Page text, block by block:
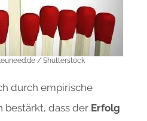
/ Shutterstock
durch empirische
bestärkt, dass der Erfolg